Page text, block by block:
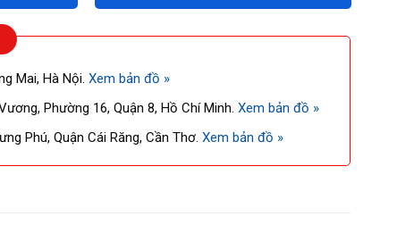
Mai, Hà Nội.Xem bản đồ »
Phường 16, Quận 8, Hồ Chí Minh.Xem bản đồ »
Phú, Quận Cái Răng, Cần Thơ.Xem bản đồ »